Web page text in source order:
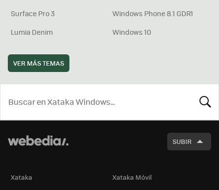
Surface Pro 3
Windows Phone 8.1 GDR1
Lumia Denim
Windows 10
VER MÁS TEMAS
SUBIR
Xataka
Xataka Móvil